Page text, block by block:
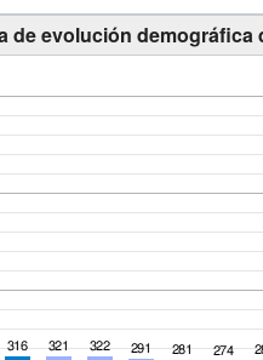
de evolución demográfica